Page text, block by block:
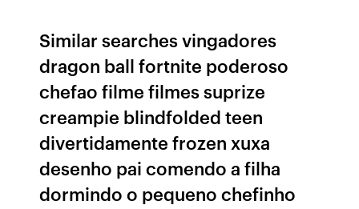
Similar searches vingadores
dragon ball fortnite poderoso
chefao filme filmes suprize
creampie blindfolded teen
divertidamente frozen xuxa
desenho pai comendo a filha
dormindo o pequeno chefinho